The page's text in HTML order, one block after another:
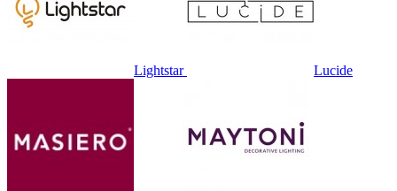
Lightstar Lucide